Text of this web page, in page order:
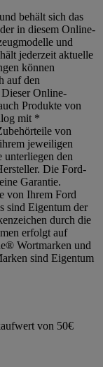
behält sich das
in diesem Online-
und
jederzeit aktuelle
können
auf den
Online-
Produkte von
mit *
von
jeweiligen
unterliegen den
Die Ford-
Garantie.
von Ihrem Ford
sind Eigentum der
durch die
erfolgt auf
Wortmarken und
sind Eigentum
von 50€